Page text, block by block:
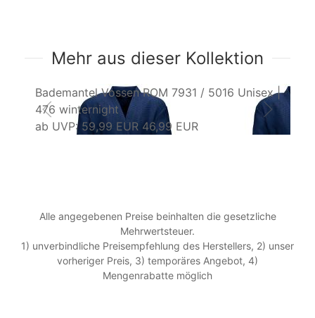
Mehr aus dieser Kollektion
Bademantel Vossen ROM 7931 / 5016 Unisex |
476 winternight
ab UVP: 59,99 EUR 46,99 EUR
Alle angegebenen Preise beinhalten die gesetzliche
Mehrwertsteuer.
1) unverbindliche Preisempfehlung des Herstellers, 2) unser
vorheriger Preis, 3) temporäres Angebot, 4)
Mengenrabatte möglich